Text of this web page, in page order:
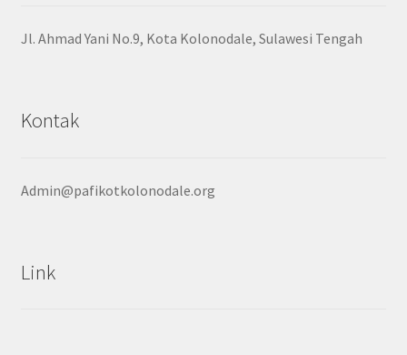
Jl. Ahmad Yani No.9, Kota Kolonodale, Sulawesi Tengah
Kontak
Admin@pafikotkolonodale.org
Link